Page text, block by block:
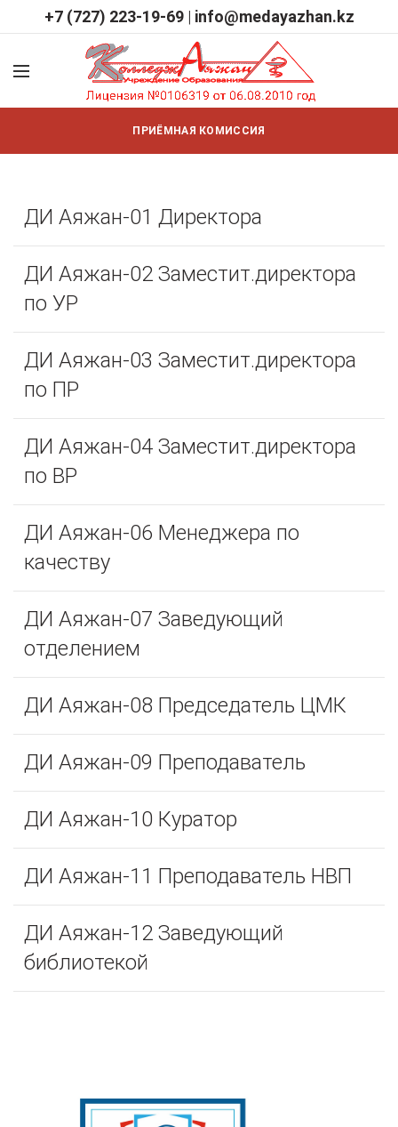
+7 (727) 223-19-69| info@medayazhan.kz
ПРИЁМНАЯ КОМИССИЯ
ДИ Аяжан-01 Директора
ДИ Аяжан-02 Заместит.директора
по УР
ДИ Аяжан-03 Заместит.директора
по ПР
ДИ Аяжан-04 Заместит.директора
по ВР
ДИ Аяжан-06 Менеджера по
качеству
ДИ Аяжан-07 Заведующий
отделением
ДИ Аяжан-08 Председатель ЦМК
ДИ Аяжан-09 Преподаватель
ДИ Аяжан-10 Куратор
ДИ Аяжан-11 Преподаватель НВП
ДИ Аяжан-12 Заведующий
библиотекой